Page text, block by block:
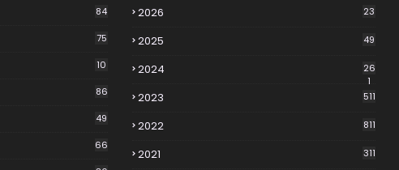
84
75
10
86
49
66
2026 23
2025 49
2024
26
1
2023 511
2022 811
2021 311